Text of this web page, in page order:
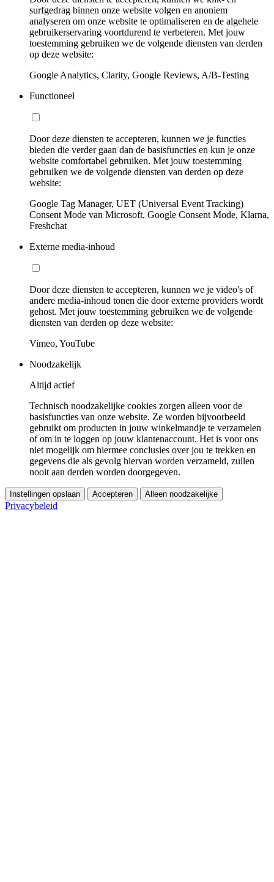
surfgedrag binnen onze website volgen en anoniem
analyseren om onze website te optimaliseren en de algehele
gebruikerservaring voortdurend te verbeteren. Met jouw
toestemming gebruiken we de volgende diensten van derden
op deze website:
Google Analytics, Clarity, Google Reviews, A/B-Testing
Functioneel
Door deze diensten te accepteren, kunnen we je functies
bieden die verder gaan dan de basisfuncties en kun je onze
website comfortabel gebruiken. Met jouw toestemming
gebruiken we de volgende diensten van derden op deze
website:
Google Tag Manager, UET (Universal Event Tracking)
Consent Mode van Microsoft, Google Consent Mode, Klarna,
Freshchat
Externe media-inhoud
Door deze diensten te accepteren, kunnen we je video's of
andere media-inhoud tonen die door externe providers wordt
gehost. Met jouw toestemming gebruiken we de volgende
diensten van derden op deze website:
Vimeo, YouTube
Noodzakelijk
Altijd actief
Technisch noodzakelijke cookies zorgen alleen voor de
basisfuncties van onze website. Ze worden bijvoorbeeld
gebruikt om producten in jouw winkelmandje te verzamelen
of om in te loggen op jouw klantenaccount. Het is voor ons
niet mogelijk om hiermee conclusies over jou te trekken en
gegevens die als gevolg hiervan worden verzameld, zullen
nooit aan derden worden doorgegeven.
Instellingen opslaan Accepteren Alleen noodzakelijke
Privacybeleid